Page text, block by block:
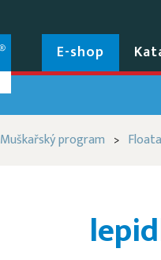
E-shop
Muškařský program >